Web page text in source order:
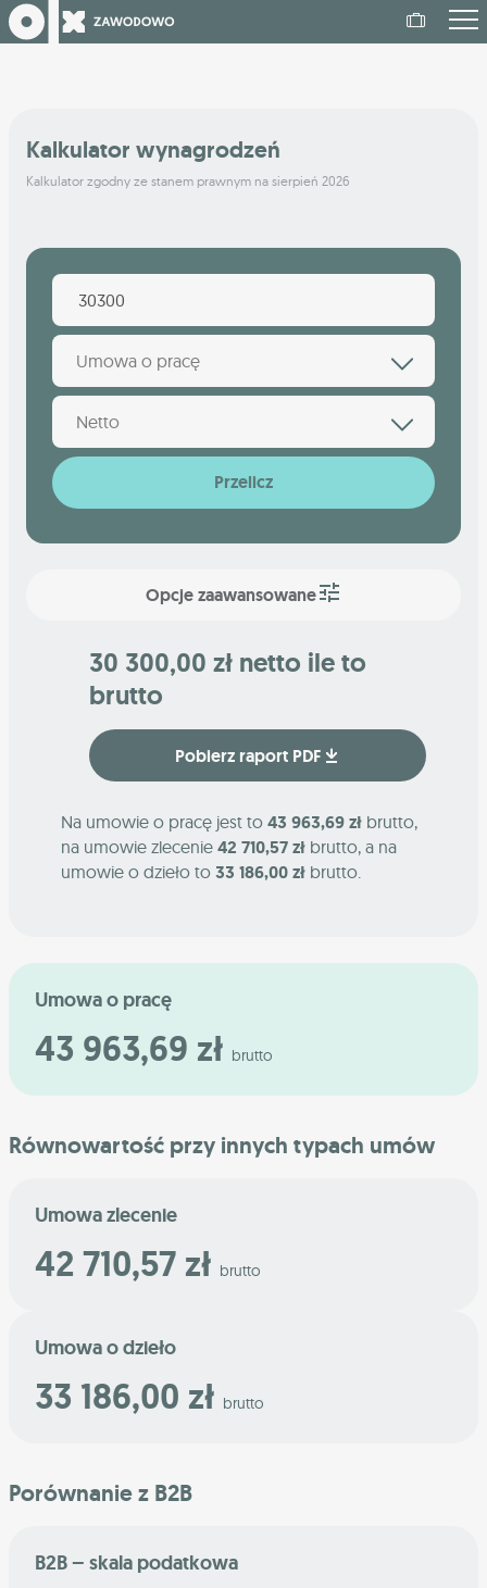
Kalkulator wynagrodzeń
Kalkulator zgodny ze stanem prawnym na sierpień 2026
Umowa o pracę
Netto
Przelicz
Opcje zaawansowane
30 300,00 zł netto ile to
brutto
Pobierz raport PDF
Na umowie o pracę jest to 43 963,69 zł brutto,
na umowie zlecenie 42 710,57 zł brutto, a na
umowie o dzieło to 33 186,00 zł brutto.
Umowa o pracę
43 963,69 zł brutto
Równowartość przy innych typach umów
Umowa zlecenie
42 710,57 zł brutto
Umowa o dzieło
33 186,00 zł brutto
Porównanie z B2B
B2B – skala podatkowa